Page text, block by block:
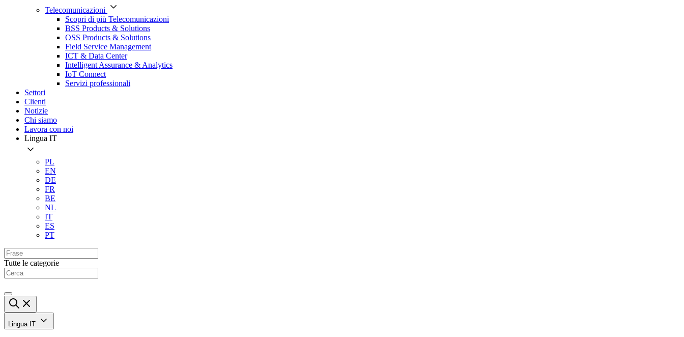
Telecomunicazioni
Scopri di più Telecomunicazioni
BSS Products & Solutions
OSS Products & Solutions
Field Service Management
ICT & Data Center
Intelligent Assurance & Analytics
IoT Connect
Servizi professionali
Settori
Clienti
Notizie
Chi siamo
Lavora con noi
Lingua IT
PL
EN
DE
FR
BE
NL
IT
ES
PT
Tutte le categorie
Lingua IT